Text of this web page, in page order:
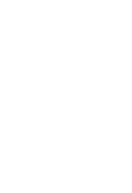
cette